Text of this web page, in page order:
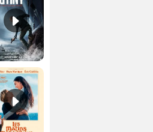
Les Matins merveilleux Bande-annonce VF